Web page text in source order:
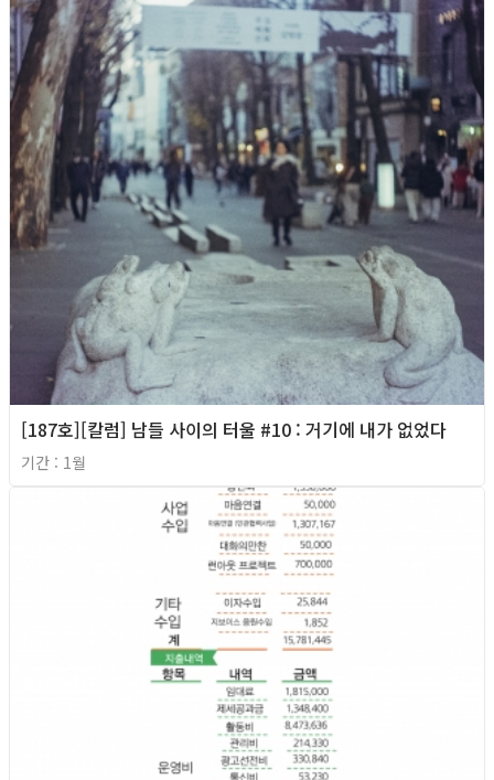
[187호][칼럼] 남들 사이의 터울 #10 : 거기에 내가 없었다
기간 : 1월